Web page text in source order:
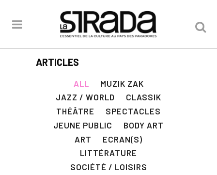
ARTICLES
ALL
MUZIK ZAK
JAZZ / WORLD
CLASSIK
THÉÂTRE
SPECTACLES
JEUNE PUBLIC
BODY ART
ART
ECRAN(S)
LITTÉRATURE
SOCIÉTÉ / LOISIRS